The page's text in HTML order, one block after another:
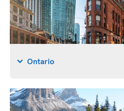
Ontario